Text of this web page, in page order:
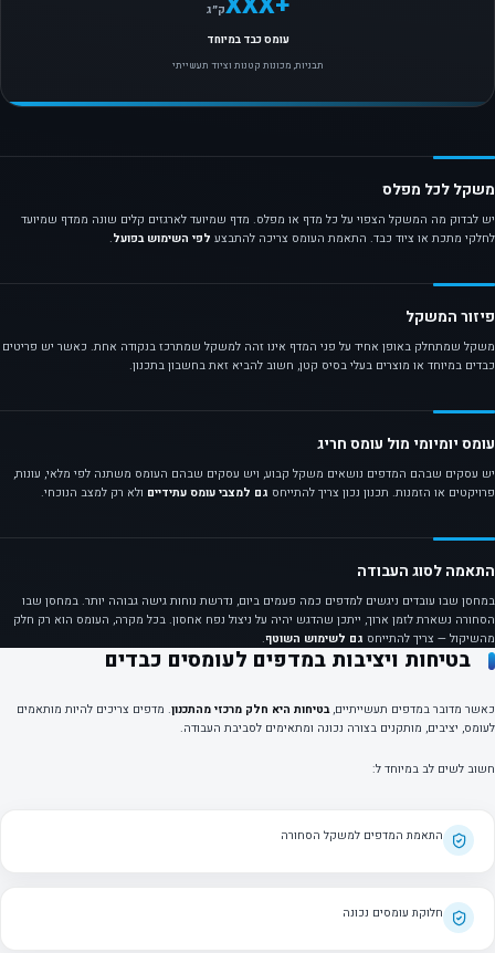
ק״ג
עומס כבד במיוחד
תבניות, מכונות קטנות וציוד תעשייתי
משקל לכל מפלס
יש לבדוק מה המשקל הצפוי על כל מדף או מפלס. מדף שמיועד לארגזים קלים שונה ממדף שמיועד
לחלקי מתכת או ציוד כבד. התאמת העומס צריכה להתבצע לפי השימוש בפועל.
פיזור המשקל
משקל שמתחלק באופן אחיד על פני המדף אינו זהה למשקל שמתרכז בנקודה אחת. כאשר יש פריטים
כבדים במיוחד או מוצרים בעלי בסיס קטן, חשוב להביא זאת בחשבון בתכנון.
עומס יומיומי מול עומס חריג
יש עסקים שבהם המדפים נושאים משקל קבוע, ויש עסקים שבהם העומס משתנה לפי מלאי, עונות,
פרויקטים או הזמנות. תכנון נכון צריך להתייחס גם למצבי עומס עתידיים ולא רק למצב הנוכחי.
התאמה לסוג העבודה
במחסן שבו עובדים ניגשים למדפים כמה פעמים ביום, נדרשת נוחות גישה גבוהה יותר. במחסן שבו
הסחורה נשארת לזמן ארוך, ייתכן שהדגש יהיה על ניצול נפח אחסון. בכל מקרה, העומס הוא רק חלק
מהשיקול — צריך להתייחס גם לשימוש השוטף.
בטיחות ויציבות במדפים לעומסים כבדים
כאשר מדובר במדפים תעשייתיים,בטיחות היא חלק מרכזי מהתכנון. מדפים צריכים להיות מותאמים
לעומס, יציבים, מותקנים בצורה נכונה ומתאימים לסביבת העבודה.
חשוב לשים לב במיוחד ל:
התאמת המדפים למשקל הסחורה
חלוקת עומסים נכונה